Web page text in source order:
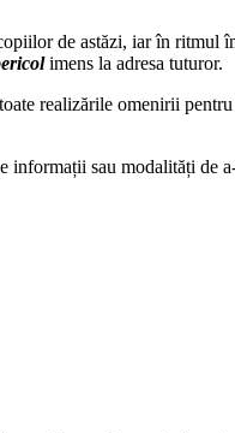
de astăzi, iar în ritmul
imens la adresa tuturor.
realizările omenirii
sau modalități de